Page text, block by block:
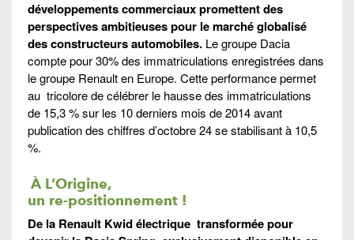
développements commerciaux promettent des
perspectives ambitieuses pour le marché globalisé
des constructeurs automobiles. Le groupe Dacia
compte pour 30% des immatriculations enregistrées dans
le groupe Renault en Europe. Cette performance permet
au tricolore de célébrer le hausse des immatriculations
de 15,3 % sur les 10 derniers mois de 2014 avant
publication des chiffres d’octobre 24 se stabilisant à 10,5
%.
À L’Origine,
un re-positionnement !
De la Renault Kwid électrique transformée pour